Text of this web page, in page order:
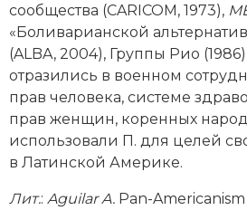
сообщества (CARICOM, 1973),
«Боливарианской
(ALBA, 2004), Группы Рио
отразились в военном
прав человека, системе
прав женщин, коренных
использовали П. для целей
в Латинской Америке.
Лит.: Aguilar A. Pan-­